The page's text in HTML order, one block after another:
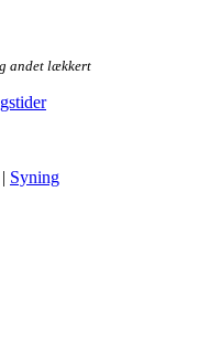
andet lækkert
| Syning